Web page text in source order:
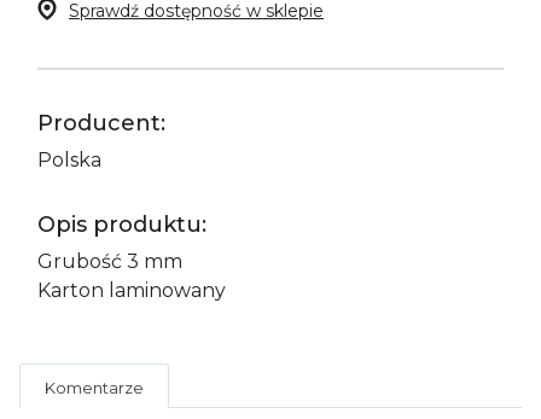
Sprawdź dostępność w sklepie
Producent:
Polska
Opis produktu:
Grubość 3 mm
Karton laminowany
Komentarze